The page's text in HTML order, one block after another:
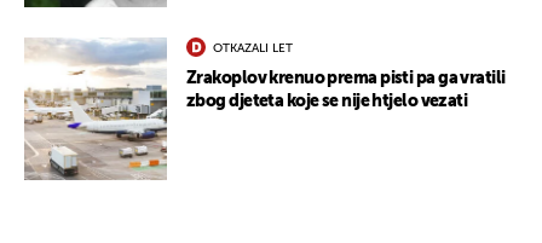
OTKAZALI LET
Zrakoplov krenuo prema pisti pa ga vratili
zbog djeteta koje se nije htjelo vezati